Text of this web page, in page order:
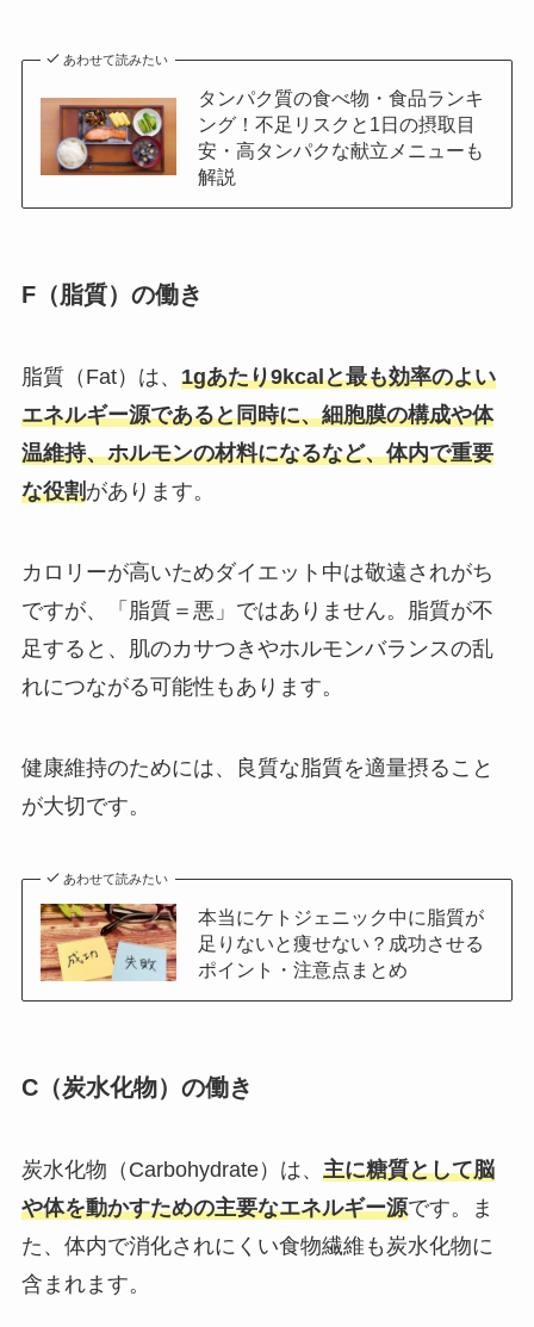
あわせて読みたい
タンパク質の食べ物・食品ランキ
ング！不足リスクと1日の摂取目
安・高タンパクな献立メニューも
解説
F（脂質）の働き
脂質（Fat）は、 1gあたり9kcalと最も効率のよい
エネルギー源であると同時に、細胞膜の構成や体
温維持、ホルモンの材料になるなど、体内で重要
な役割があります。
カロリーが高いためダイエット中は敬遠されがち
ですが、「脂質＝悪」ではありません。脂質が不
足すると、肌のカサつきやホルモンバランスの乱
れにつながる可能性もあります。
健康維持のためには、良質な脂質を適量摂ること
が大切です。
あわせて読みたい
本当にケトジェニック中に脂質が
足りないと痩せない？成功させる
ポイント・注意点まとめ
C（炭水化物）の働き
炭水化物（Carbohydrate）は、 主に糖質として脳
や体を動かすための主要なエネルギー源です。ま
た、体内で消化されにくい食物繊維も炭水化物に
含まれます。